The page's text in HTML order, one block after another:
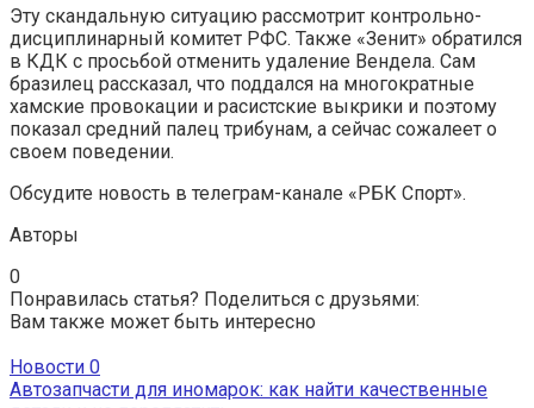
Эту скандальную ситуацию рассмотрит контрольно-
дисциплинарный комитет РФС. Также «Зенит» обратился
в КДК с просьбой отменить удаление Вендела. Сам
бразилец рассказал, что поддался на многократные
хамские провокации и расистские выкрики и поэтому
показал средний палец трибунам, а сейчас сожалеет о
своем поведении.
Обсудите новость в телеграм-канале «РБК Спорт».
Авторы
0
Понравилась статья? Поделиться с друзьями:
Вам также может быть интересно
Новости 0
Автозапчасти для иномарок: как найти качественные